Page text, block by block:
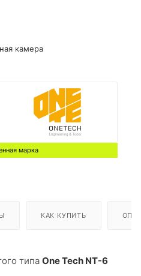
камера
марка
КАК КУПИТЬ
типа One Tech NT-6